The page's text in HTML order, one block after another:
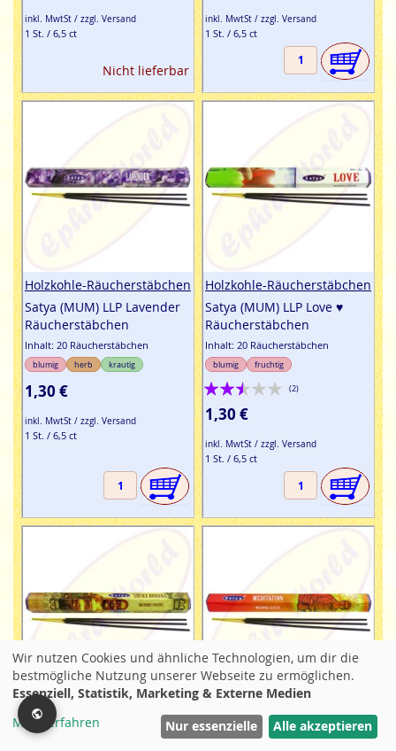
inkl. MwtSt / zzgl. Versand
1 St. / 6,5 ct
Nicht lieferbar
inkl. MwtSt / zzgl. Versand
1 St. / 6,5 ct
Holzkohle-Räucherstäbchen
Satya (MUM) LLP Lavender
Räucherstäbchen
Inhalt: 20 Räucherstäbchen
blumig herb krautig
1,30 €
inkl. MwtSt / zzgl. Versand
1 St. / 6,5 ct
Holzkohle-Räucherstäbchen
Satya (MUM) LLP Love ♥
Räucherstäbchen
Inhalt: 20 Räucherstäbchen
blumig fruchtig
Bewertung:
50%
(2)
1,30 €
inkl. MwtSt / zzgl. Versand
1 St. / 6,5 ct
Holzkohle-Räucherstäbchen
Satya (MUM) LLP Lucky
Satya (MUM) LLP Meditation
Filter
Wir nutzen Cookies und ähnliche Technologien, um dir die
bestmögliche Nutzung unserer Webseite zu ermöglichen.
Essenziell, Statistik, Marketing & Externe Medien
Mehr erfahren
Nur essenzielle Alle akzeptieren